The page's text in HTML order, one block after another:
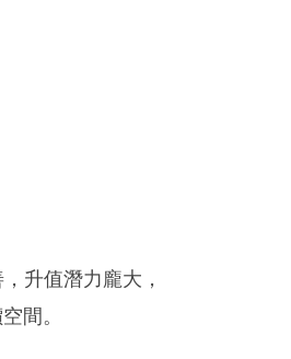
升值潛力龐大，
間。